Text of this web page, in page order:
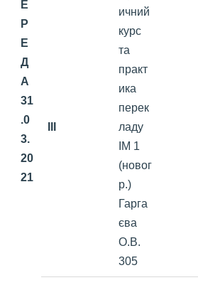
Е
Р
Е
Д
А
31
.0
3.
20
21
ичний
курс
та
практ
ика
перек
ладу
ІМ 1
(новог
р.)
Гарга
єва
О.В.
305